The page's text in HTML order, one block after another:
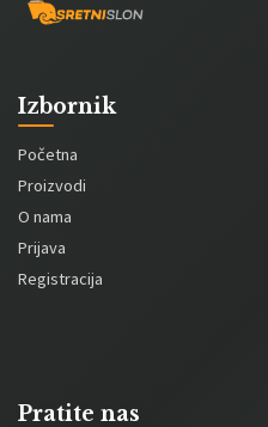
Izbornik
Početna
Proizvodi
O nama
Prijava
Registracija
Pratite nas